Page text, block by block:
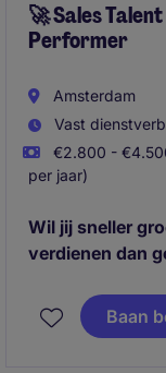
🚀 Sales
Performer
Amsterdam
Vast
€2.800 -
per jaar)
Wil jij sneller
verdienen dan
Dan is dit jouw
omgeving waar
Baan